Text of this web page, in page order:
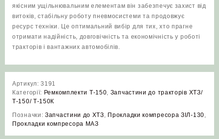
якісним ущільнювальним елементам він забезпечує захист від
витоків, стабільну роботу пневмосистеми та продовжує
ресурс техніки. Це оптимальний вибір для тих, хто прагне
отримати надійність, довговічність та економічність у роботі
тракторів і вантажних автомобілів.
Артикул:3191
Категорії: Ремкомплекти Т-150, Запчастини до тракторів ХТЗ/
Т-150/ Т-150К
Позначки: Запчастини до ХТЗ, Прокладки компресора ЗІЛ‑130,
Прокладки компресора МАЗ